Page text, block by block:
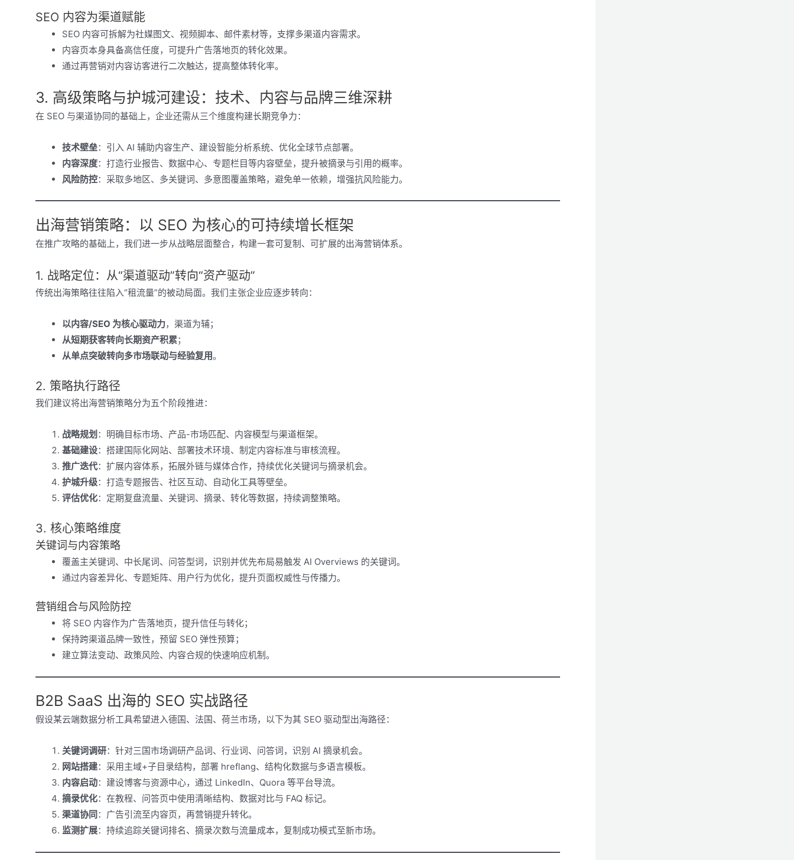
SEO 内容为渠道赋能
SEO 内容可拆解为社媒图文、视频脚本、邮件素材等，支撑多渠道内容需求。
内容页本身具备高信任度，可提升广告落地页的转化效果。
通过再营销对内容访客进行二次触达，提高整体转化率。
3. 高级策略与护城河建设：技术、内容与品牌三维深耕
在 SEO 与渠道协同的基础上，企业还需从三个维度构建长期竞争力：
技术壁垒：引入 AI 辅助内容生产、建设智能分析系统、优化全球节点部署。
内容深度：打造行业报告、数据中心、专题栏目等内容壁垒，提升被摘录与引用的概率。
风险防控：采取多地区、多关键词、多意图覆盖策略，避免单一依赖，增强抗风险能力。
出海营销策略：以 SEO 为核心的可持续增长框架
在推广攻略的基础上，我们进一步从战略层面整合，构建一套可复制、可扩展的出海营销体系。
1. 战略定位：从“渠道驱动”转向“资产驱动”
传统出海策略往往陷入“租流量”的被动局面。我们主张企业应逐步转向：
以内容/SEO 为核心驱动力，渠道为辅；
从短期获客转向长期资产积累；
从单点突破转向多市场联动与经验复用。
2. 策略执行路径
我们建议将出海营销策略分为五个阶段推进：
战略规划 ：明确目标市场、产品-市场匹配、内容模型与渠道框架。
基础建设：搭建国际化网站、部署技术环境、制定内容标准与审核流程。
推广迭代：扩展内容体系，拓展外链与媒体合作，持续优化关键词与摘录机会。
护城升级：打造专题报告、社区互动、自动化工具等壁垒。
评估优化：定期复盘流量、关键词、摘录、转化等数据，持续调整策略。
3. 核心策略维度
关键词与内容策略
覆盖主关键词、中长尾词、问答型词，识别并优先布局易触发 AI Overviews 的关键词。
通过内容差异化、专题矩阵、用户行为优化，提升页面权威性与传播力。
营销组合与风险防控
将 SEO 内容作为广告落地页，提升信任与转化；
保持跨渠道品牌一致性，预留 SEO 弹性预算；
建立算法变动、政策风险、内容合规的快速响应机制。
B2B SaaS 出海的 SEO 实战路径
假设某云端数据分析工具希望进入德国、法国、荷兰市场，以下为其 SEO 驱动型出海路径：
关键词调研：针对三国市场调研产品词、行业词、问答词，识别 AI 摘录机会。
网站搭建：采用主域+子目录结构，部署 hreflang、结构化数据与多语言模板。
内容启动：建设博客与资源中心，通过 LinkedIn、Quora 等平台导流。
摘录优化：在教程、问答页中使用清晰结构、数据对比与 FAQ 标记。
渠道协同 ：广告引流至内容页，再营销提升转化。
监测扩展：持续追踪关键词排名、摘录次数与流量成本，复制成功模式至新市场。